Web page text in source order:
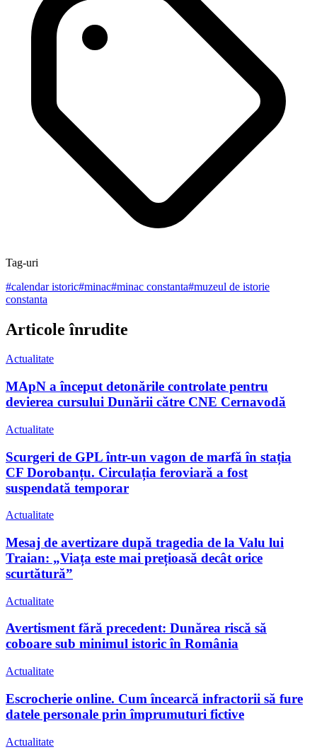
Tag-uri
#calendar istoric#minac#minac constanta#muzeul de istorie
constanta
Articole înrudite
Actualitate
MApN a început detonările controlate pentru
devierea cursului Dunării către CNE Cernavodă
Actualitate
Scurgeri de GPL într-un vagon de marfă în stația
CF Dorobanțu. Circulația feroviară a fost
suspendată temporar
Actualitate
Mesaj de avertizare după tragedia de la Valu lui
Traian: „Viața este mai prețioasă decât orice
scurtătură”
Actualitate
Avertisment fără precedent: Dunărea riscă să
coboare sub minimul istoric în România
Actualitate
Escrocherie online. Cum încearcă infractorii să fure
datele personale prin împrumuturi fictive
Actualitate